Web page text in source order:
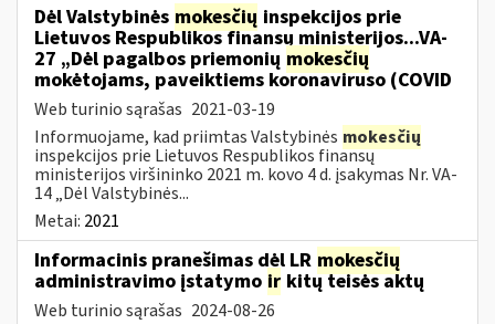
Dėl Valstybinės mokesčių inspekcijos prie
Lietuvos Respublikos finansų ministerijos...VA-
27 „Dėl pagalbos priemonių mokesčių
mokėtojams, paveiktiems koronaviruso (COVID
Web turinio sąrašas 2021-03-19
Informuojame, kad priimtas Valstybinės mokesčių
inspekcijos prie Lietuvos Respublikos finansų
ministerijos viršininko 2021 m. kovo 4 d. įsakymas Nr. VA-
14 „Dėl Valstybinės...
Metai: 2021
Informacinis pranešimas dėl LR mokesčių
administravimo įstatymo ir kitų teisės aktų
Web turinio sąrašas 2024-08-26